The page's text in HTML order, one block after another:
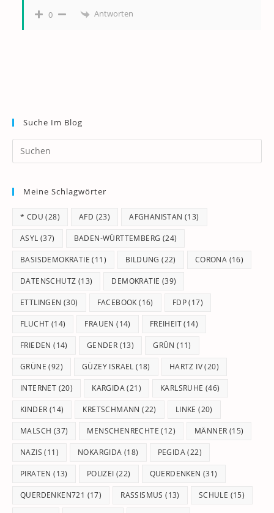
0 Antworten
Suche Im Blog
Meine Schlagwörter
* CDU (28) AFD (23) AFGHANISTAN (13)
ASYL (37) BADEN-WÜRTTEMBERG (24)
BASISDEMOKRATIE (11) BILDUNG (22) CORONA (16)
DATENSCHUTZ (13) DEMOKRATIE (39)
ETTLINGEN (30) FACEBOOK (16) FDP(17)
FLUCHT (14) FRAUEN (14) FREIHEIT(14)
FRIEDEN (14) GENDER (13) GRÜN (11)
GRÜNE (92) GÜZEY ISRAEL (18) HARTZ IV(20)
INTERNET (20) KARGIDA(21) KARLSRUHE (46)
KINDER (14) KRETSCHMANN (22) LINKE (20)
MALSCH (37) MENSCHENRECHTE (12) MÄNNER (15)
NAZIS (11) NOKARGIDA (18) PEGIDA(22)
PIRATEN (13) POLIZEI (22) QUERDENKEN (31)
QUERDENKEN721 (17) RASSISMUS (13) SCHULE (15)